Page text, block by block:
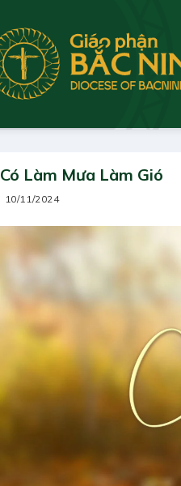
Có Làm Mưa Làm Gió
10/11/2024